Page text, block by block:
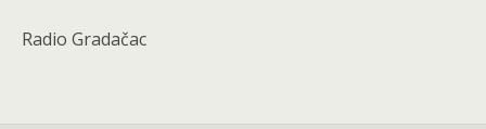
Radio Gradačac